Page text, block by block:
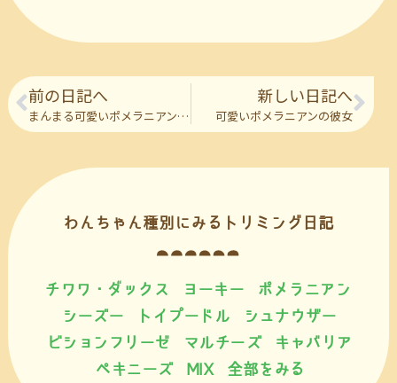
前の日記へ
まんまる可愛いポメラニアンの彼
新しい日記へ
可愛いポメラニアンの彼女
わんちゃん種別にみるトリミング日記
チワワ・ダックス ヨーキー
ポメラニアン
シーズー
トイプードル
シュナウザー
ビションフリーゼ
マルチーズ
キャバリア
ペキニーズ
MIX 全部をみる